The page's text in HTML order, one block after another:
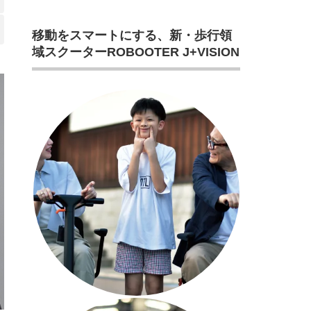
移動をスマートにする、新・歩行領
域スクーターROBOOTER J+VISION